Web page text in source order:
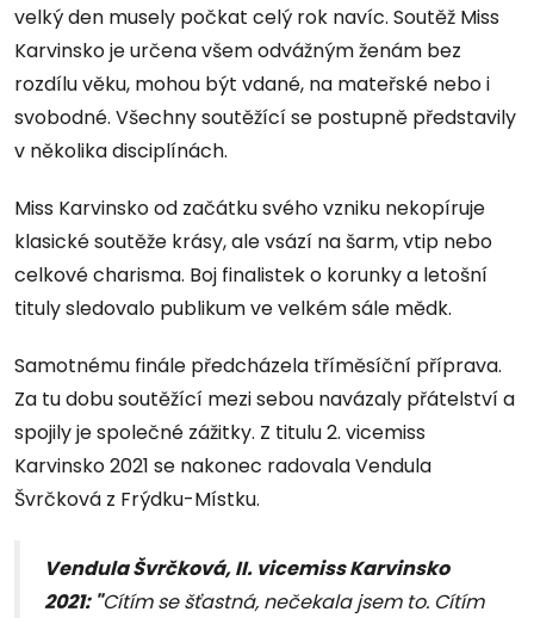
velký den musely počkat celý rok navíc. Soutěž Miss
Karvinsko je určena všem odvážným ženám bez
rozdílu věku, mohou být vdané, na mateřské nebo i
svobodné. Všechny soutěžící se postupně představily
v několika disciplínách.
Miss Karvinsko od začátku svého vzniku nekopíruje
klasické soutěže krásy, ale vsází na šarm, vtip nebo
celkové charisma. Boj finalistek o korunky a letošní
tituly sledovalo publikum ve velkém sále mědk.
Samotnému finále předcházela tříměsíční příprava.
Za tu dobu soutěžící mezi sebou navázaly přátelství a
spojily je společné zážitky. Z titulu 2. vicemiss
Karvinsko 2021 se nakonec radovala Vendula
Švrčková z Frýdku-Místku.
Vendula Švrčková, II. vicemiss Karvinsko
2021: "Cítím se šťastná, nečekala jsem to. Cítím